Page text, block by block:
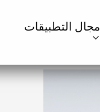
مجال التطبيقات